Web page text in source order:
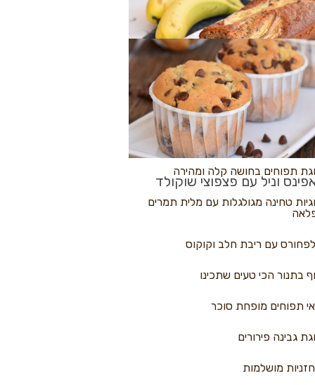
פיצה
בננות
וניל עם פצפוצי שוקולד
נקראים
תפוחים בחושה קלה ומהירה
טחינה מגולגלות עם מלית תמרים
עם ריבת חלב וקוקוס
בתנור הכי טעים שתכינו
תפוחים מופחת סוכר
גבינה פירורים
מושלמות